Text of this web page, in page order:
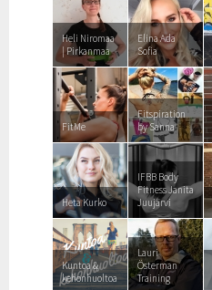
Heli Niromaa
| Pirkanmaa
Elina Ada
Sofia
FitMe
Fitspiration
by Sanna
Heta Kurko
IFBB Body
Fitness Janita
Juujärvi
Kuntoa &
kehonhuoltoa
Lauri
Österman
Training